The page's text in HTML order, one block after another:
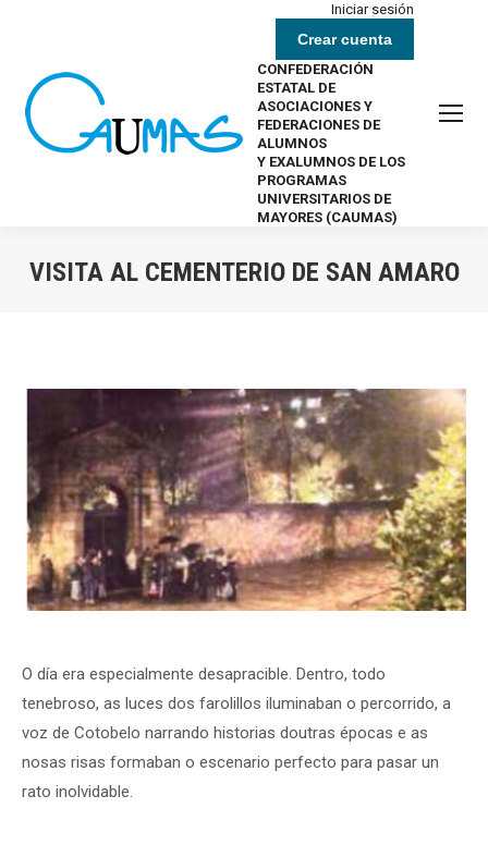
Iniciar sesión
Crear cuenta
CONFEDERACIÓN
ESTATAL DE
ASOCIACIONES Y
FEDERACIONES DE
ALUMNOS
Y EXALUMNOS DE LOS
PROGRAMAS
UNIVERSITARIOS DE
MAYORES (CAUMAS)
VISITA AL CEMENTERIO DE SAN AMARO
O día era especialmente desapracible. Dentro, todo
tenebroso, as luces dos farolillos iluminaban o percorrido, a
voz de Cotobelo narrando historias doutras épocas e as
nosas risas formaban o escenario perfecto para pasar un
rato inolvidable.